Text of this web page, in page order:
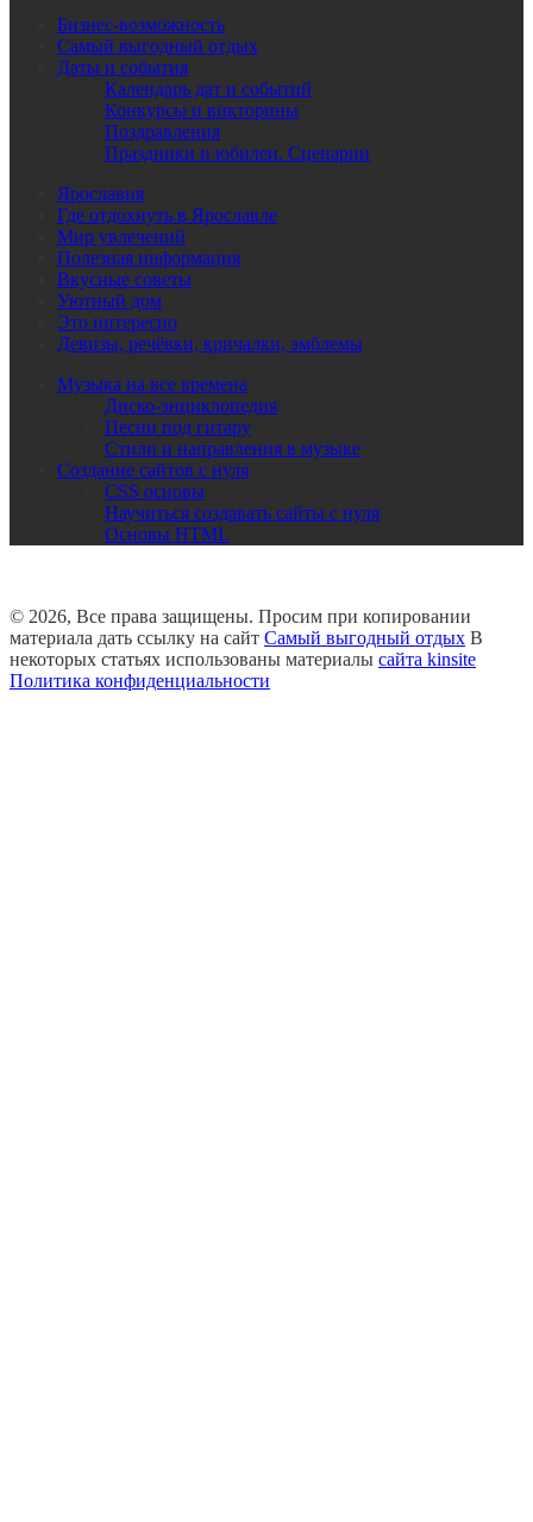
Бизнес-возможность
Самый выгодный отдых
Даты и события
Календарь дат и событий
Конкурсы и викторины
Поздравления
Праздники и юбилеи. Сценарии
Ярославия
Где отдохнуть в Ярославле
Мир увлечений
Полезная информация
Вкусные советы
Уютный дом
Это интересно
Девизы, речёвки, кричалки, эмблемы
Музыка на все времена
Диско-энциклопедия
Песни под гитару
Стили и направления в музыке
Создание сайтов с нуля
CSS основы
Научиться создавать сайты с нуля
Основы HTML
© 2026, Все права защищены. Просим при копировании
материала дать ссылку на сайт Самый выгодный отдых В
некоторых статьях использованы материалы сайта kinsite
Политика конфиденциальности